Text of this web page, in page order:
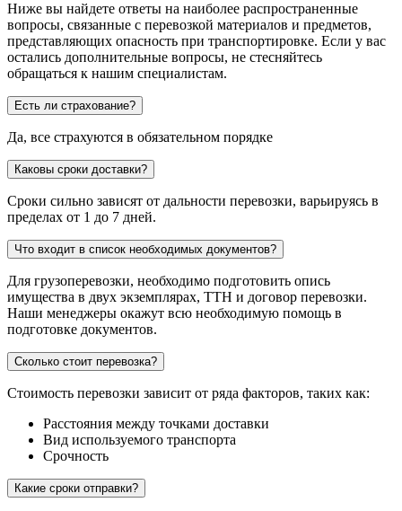
Ниже вы найдете ответы на наиболее распространенные
вопросы, связанные с перевозкой материалов и предметов,
представляющих опасность при транспортировке. Если у вас
остались дополнительные вопросы, не стесняйтесь
обращаться к нашим специалистам.
Есть ли страхование?
Да, все страхуются в обязательном порядке
Каковы сроки доставки?
Сроки сильно зависят от дальности перевозки, варьируясь в
пределах от 1 до 7 дней.
Что входит в список необходимых документов?
Для грузоперевозки, необходимо подготовить опись
имущества в двух экземплярах, ТТН и договор перевозки.
Наши менеджеры окажут всю необходимую помощь в
подготовке документов.
Сколько стоит перевозка?
Стоимость перевозки зависит от ряда факторов, таких как:
Расстояния между точками доставки
Вид используемого транспорта
Срочность
Какие сроки отправки?